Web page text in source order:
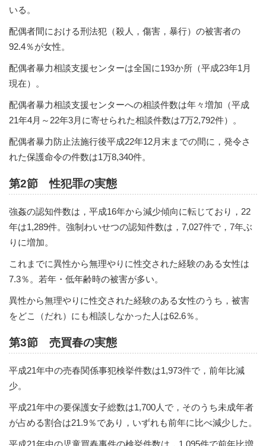
いる。
配偶者間における刑法犯（殺人，傷害，暴行）の被害者の
92.4％が女性。
配偶者暴力相談支援センターは全国に193か所（平成23年1月
現在）。
配偶者暴力相談支援センターへの相談件数は年々増加（平成
21年4月～22年3月に寄せられた相談件数は7万2,792件）。
配偶者暴力防止法施行後平成22年12月末までの間に，発令さ
れた保護命令の件数は1万8,340件。
第2節 性犯罪の実態
強姦の認知件数は，平成16年から減少傾向に転じており，22
年は1,289件。強制わいせつの認知件数は，7,027件で，7年ぶ
りに増加。
これまでに異性から無理やりに性交された経験のある女性は
7.3％。若年・低年齢時の被害が多い。
異性から無理やりに性交された経験のある女性のうち，被害
をどこ（だれ）にも相談しなかった人は62.6％。
第3節 売買春の実態
平成21年中の売春関係事犯検挙件数は1,973件で，前年比減
少。
平成21年中の要保護女子総数は1,700人で，そのうち未成年者
が占める割合は21.9％であり，いずれも前年に比べ減少した。
平成21年中の児童買春事件の検挙件数は，1,095件で前年比増